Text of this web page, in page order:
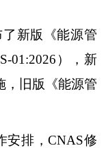
新版《能源管
01:2026），新
，旧版《能源管
安排，CNAS修